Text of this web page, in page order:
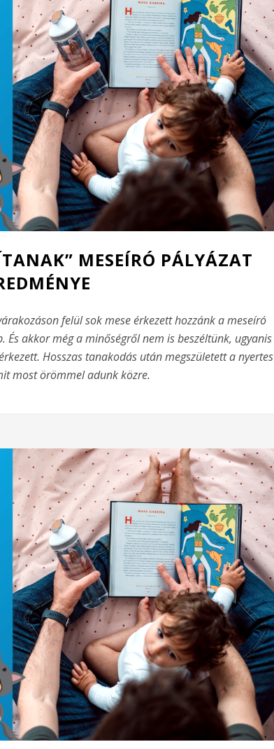
MESEÍRÓ PÁLYÁZAT
felül sok mese érkezett hozzánk a meseíró
akkor még a minőségről nem is beszéltünk, ugyanis
Hosszas tanakodás után megszületett a nyertes
most örömmel adunk közre.